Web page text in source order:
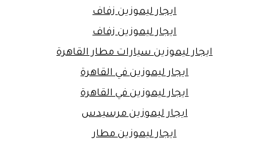
ايجار ليموزين زفاف
ايجار ليموزين زفاف
ايجار ليموزين سيارات مطار القاهرة
ايجار ليموزين في القاهرة
ايجار ليموزين في القاهرة
ايجار ليموزين مرسيدس
ايجار ليموزين مطار